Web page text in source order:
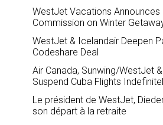
WestJet Vacations Announces
Commission on Winter
WestJet & Icelandair Deepen
Codeshare Deal
Air Canada, Sunwing/WestJet &
Suspend Cuba Flights
Le président de WestJet,
son départ à la retraite